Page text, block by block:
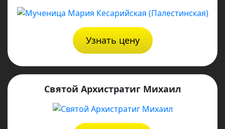
Узнать цену
Святой Архистратиг Михаил